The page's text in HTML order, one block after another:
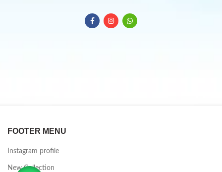
FOOTER MENU
Instagram profile
New Collection